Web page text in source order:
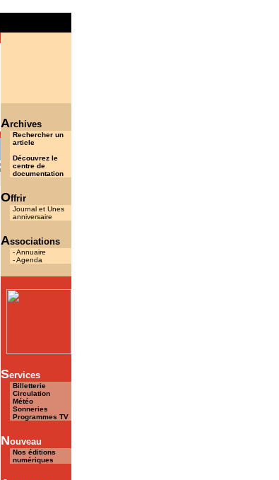
Archives
Rechercher un
article
Découvrez le
centre de
documentation
Offrir
Journal et Unes
anniversaire
Associations
- Annuaire
- Agenda
Services
Billetterie
Circulation
Météo
Sonneries
Programmes TV
Nouveau
Nos éditions
numériques